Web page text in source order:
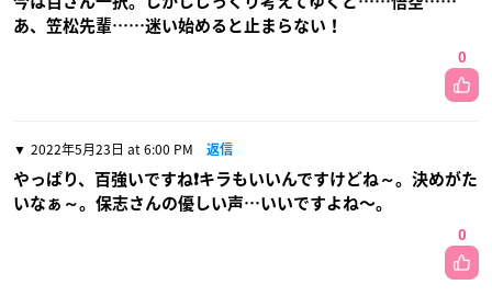
あ、笠松先輩……迷い始めると止まらない！
0
2022年5月23日 at 6:00 PM 返信
やっぱり、百強いですね❗キラもいいんですけどね～。決めがた
いなぁ～。保志さんの優しい声…いいですよね〜。
0